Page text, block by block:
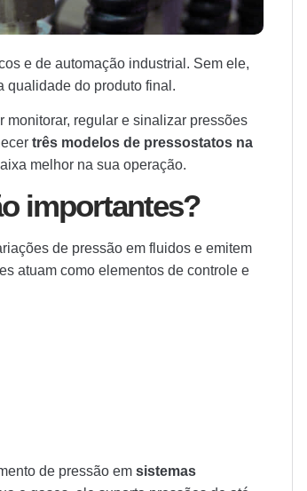
e de automação industrial. Sem ele,
qualidade do produto final.
monitorar, regular e sinalizar pressões
três modelos de pressostatos na
melhor na sua operação.
importantes?
de pressão em fluidos e emitem
atuam como elementos de controle e
de pressão em sistemas